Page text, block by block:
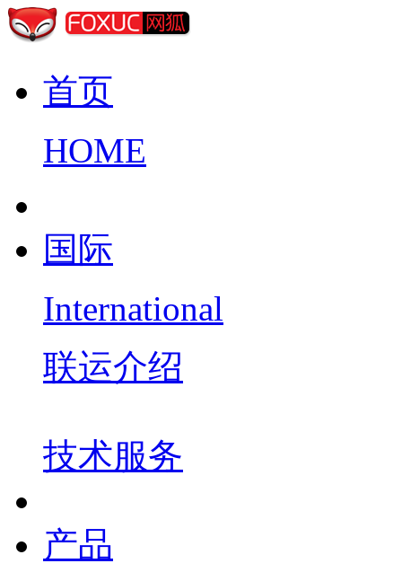
首页
HOME
国际
International
联运介绍
技术服务
产品